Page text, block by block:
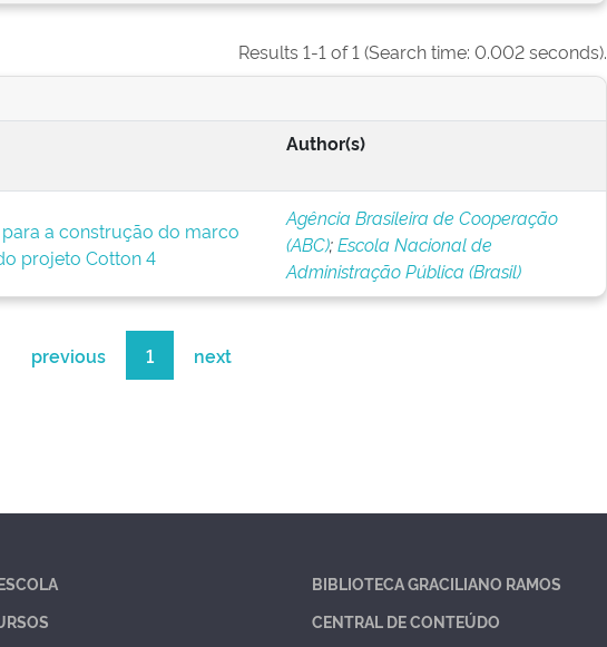
Results 1-1 of 1 (Search time: 0.002 seconds).
Author(s)
a construção do marco
projeto Cotton 4
Agência Brasileira de Cooperação
(ABC);Escola Nacional de
Administração Pública (Brasil)
previous 1 next
BIBLIOTECA GRACILIANO RAMOS
CENTRAL DE CONTEÚDO